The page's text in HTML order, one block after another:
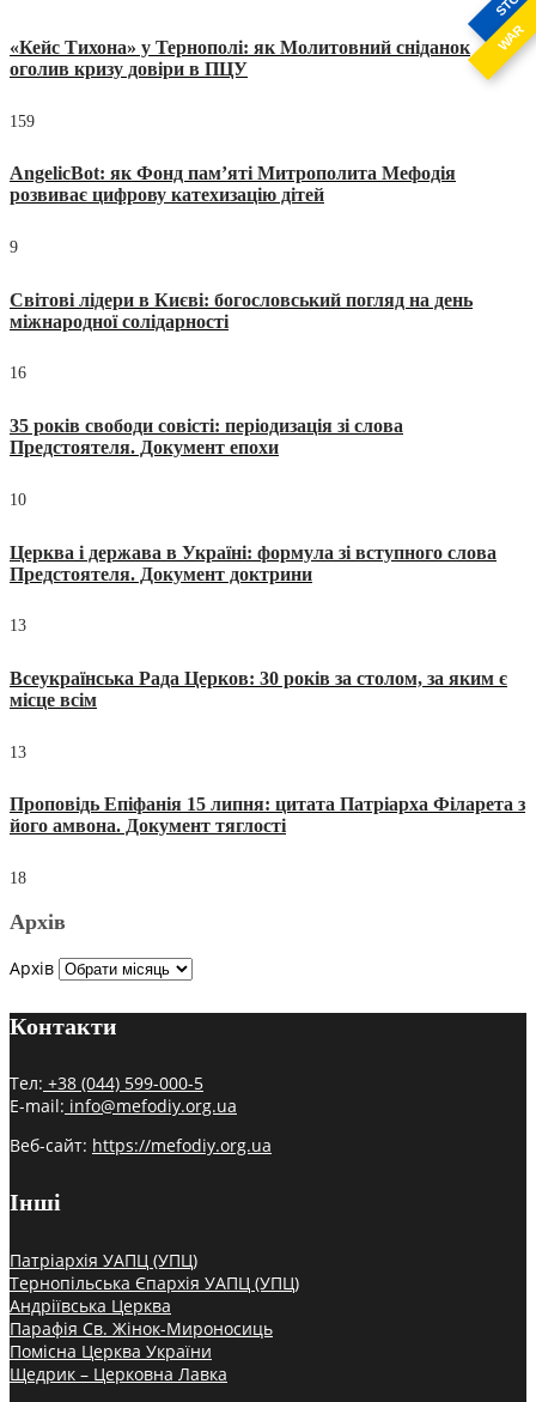
WAR
«Кейс Тихона» у Тернополі: як Молитовний сніданок
оголив кризу довіри в ПЦУ
159
AngelicBot: як Фонд пам’яті Митрополита Мефодія
розвиває цифрову катехизацію дітей
9
Світові лідери в Києві: богословський погляд на день
міжнародної солідарності
16
35 років свободи совісті: періодизація зі слова
Предстоятеля. Документ епохи
10
Церква і держава в Україні: формула зі вступного слова
Предстоятеля. Документ доктрини
13
Всеукраїнська Рада Церков: 30 років за столом, за яким є
місце всім
13
Проповідь Епіфанія 15 липня: цитата Патріарха Філарета з
його амвона. Документ тяглості
18
Архів
Архів
Контакти
Тел: +38 (044) 599-000-5
E-mail: info@mefodiy.org.ua
Веб-сайт: https://mefodiy.org.ua
Інші
Патріархія УАПЦ (УПЦ)
Тернопільська Єпархія УАПЦ (УПЦ)
Андріївська Церква
Парафія Св. Жінок-Мироносиць
Помісна Церква України
Щедрик – Церковна Лавка